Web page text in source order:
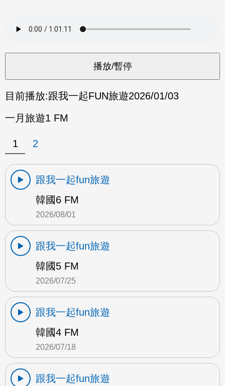
目前播放:跟我一起FUN旅遊2026/01/03
一月旅遊1 FM
1 2
跟我一起fun旅遊
韓國6 FM
2026/08/01
跟我一起fun旅遊
韓國5 FM
2026/07/25
跟我一起fun旅遊
韓國4 FM
2026/07/18
跟我一起fun旅遊